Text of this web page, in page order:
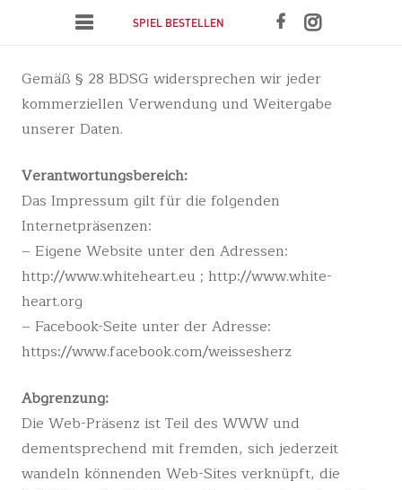
ICH DU WIR
SPIEL BESTELLEN
Gemäß § 28 BDSG widersprechen wir jeder
kommerziellen Verwendung und Weitergabe
unserer Daten.
Verantwortungsbereich:
Das Impressum gilt für die folgenden
Internetpräsenzen:
– Eigene Website unter den Adressen:
http://www.whiteheart.eu ; http://www.white-
heart.org
– Facebook-Seite unter der Adresse:
https://www.facebook.com/weissesherz
Abgrenzung:
Die Web-Präsenz ist Teil des WWW und
dementsprechend mit fremden, sich jederzeit
wandeln könnenden Web-Sites verknüpft, die